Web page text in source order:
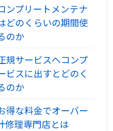
ンプリートメンテナ
どのくらいの期間使
のか
規サービスへコンプ
ビスに出すとどのく
のか
得な料金でオーバー
修理専門店とは